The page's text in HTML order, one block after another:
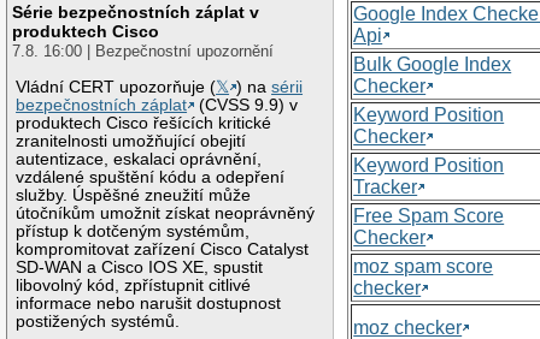
Série bezpečnostních záplat v
produktech Cisco
7.8. 16:00 | Bezpečnostní upozornění
Vládní CERT upozorňuje (𝕏 ) nasérii
bezpečnostních záplat
(CVSS 9.9) v
produktech Cisco řešících kritické
zranitelnosti umožňující obejití
autentizace, eskalaci oprávnění,
vzdálené spuštění kódu a odepření
služby. Úspěšné zneužití může
útočníkům umožnit získat neoprávněný
přístup k dotčeným systémům,
kompromitovat zařízení Cisco Catalyst
SD-WAN a Cisco IOS XE, spustit
libovolný kód, zpřístupnit citlivé
informace nebo narušit dostupnost
postižených systémů.
Google Index
Api
Bulk Google Index
Checker
Keyword Position
Checker
Keyword Position
Tracker
Free Spam Score
Checker
moz spam score
checker
moz checker